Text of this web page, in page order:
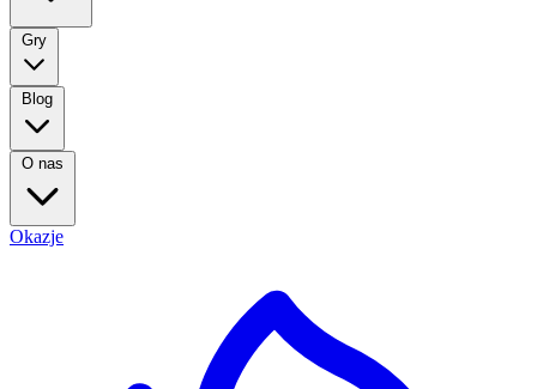
Gry
Blog
O nas
Okazje